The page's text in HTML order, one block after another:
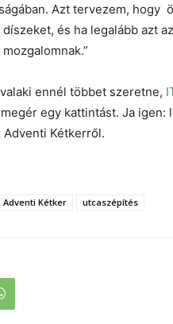
Azt tervezem, hogy
és ha legalább azt
ennél többet szeretne,
egy kattintást. Ja
Adventi Kétkerről.
Adventi Kétker utcaszépítés